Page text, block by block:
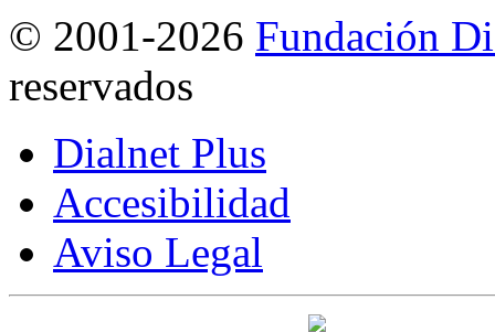
© 2001-2026 Fundación
reservados
Dialnet Plus
Accesibilidad
Aviso Legal